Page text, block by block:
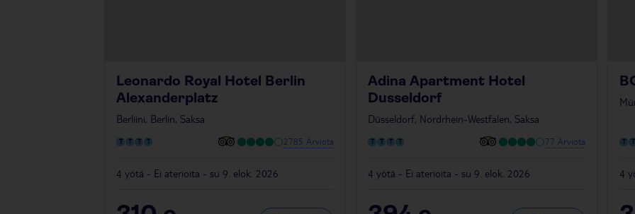
Leonardo Royal Hotel Berlin
Alexanderplatz
Berliini, Berlin, Saksa
2785 Arviota
4 yötä - Ei aterioita - su 9. elok. 2026
Adina Apartment Hotel
Dusseldorf
Düsseldorf, Nordrhein-Westfalen, Saksa
77 Arviota
4 yötä - Ei aterioita - su 9. elok. 2026 4